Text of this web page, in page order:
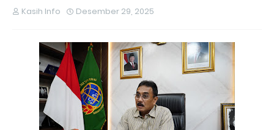
Kasih Info Desember 29, 2025